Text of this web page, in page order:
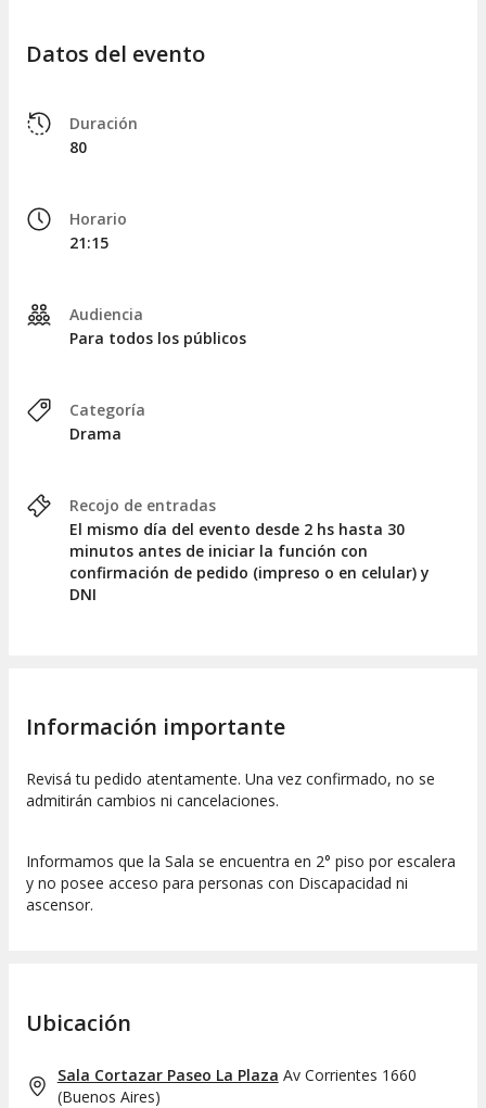
Datos del evento
Duración
80
Horario
21:15
Audiencia
Para todos los públicos
Categoría
Drama
Recojo de entradas
El mismo día del evento desde 2 hs hasta 30
minutos antes de iniciar la función con
confirmación de pedido (impreso o en celular) y
DNI
Información importante
Revisá tu pedido atentamente. Una vez confirmado, no se
admitirán cambios ni cancelaciones.
Informamos que la Sala se encuentra en 2° piso por escalera
y no posee acceso para personas con Discapacidad ni
ascensor.
Ubicación
Sala Cortazar Paseo La Plaza Av Corrientes 1660
(Buenos Aires)